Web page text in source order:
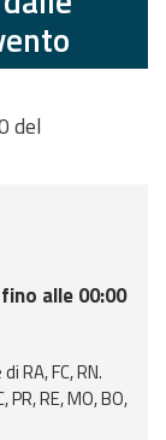
del
alle 00:00
RA, FC, RN.
PR, RE, MO, BO,